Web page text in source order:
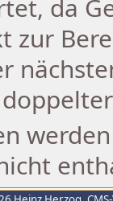
da
zur